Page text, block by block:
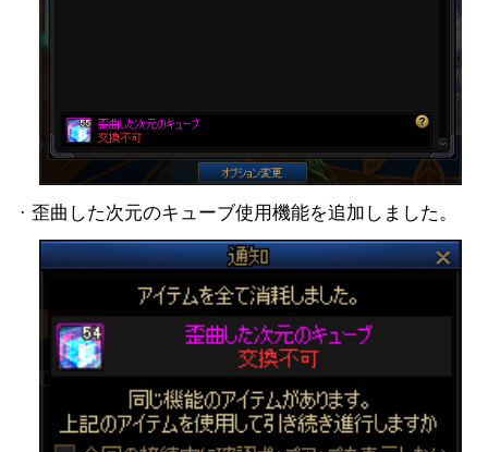
· 歪曲した次元のキューブ使用機能を追加しました。